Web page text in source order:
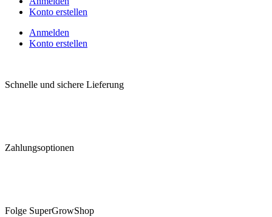
Konto erstellen
Anmelden
Konto erstellen
Schnelle und sichere Lieferung
Zahlungsoptionen
Folge SuperGrowShop